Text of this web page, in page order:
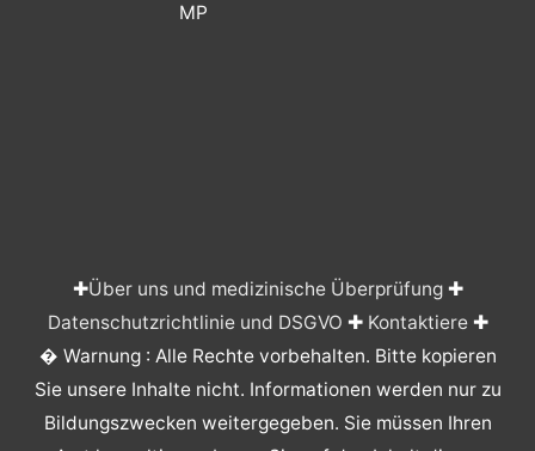
MP
✚Über uns und medizinische Überprüfung✚
Datenschutzrichtlinie und DSGVO ✚ Kontaktiere✚
� Warnung : Alle Rechte vorbehalten. Bitte kopieren
Sie unsere Inhalte nicht. Informationen werden nur zu
Bildungszwecken weitergegeben. Sie müssen Ihren